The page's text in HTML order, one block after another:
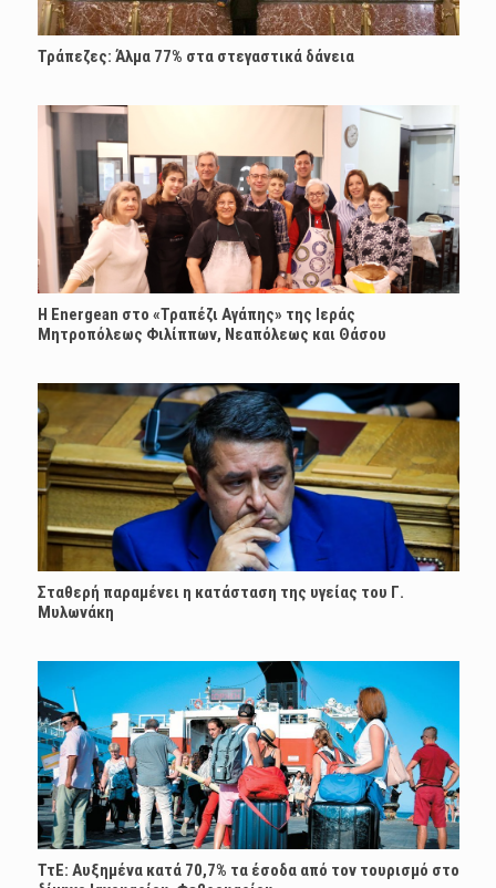
Τράπεζες: Άλμα 77% στα στεγαστικά δάνεια
H Energean στο «Τραπέζι Αγάπης» της Ιεράς
Μητροπόλεως Φιλίππων, Νεαπόλεως και Θάσου
Σταθερή παραμένει η κατάσταση της υγείας του Γ.
Μυλωνάκη
ΤτΕ: Αυξημένα κατά 70,7% τα έσοδα από τον τουρισμό στο